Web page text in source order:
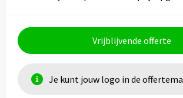
Vrijblijvende offerte
Je kunt jouw logo in de